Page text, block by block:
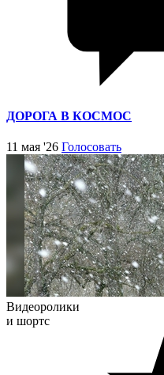
ДОРОГА В КОСМОС
11 мая '26 Голосовать
Видеоролики
и шортс